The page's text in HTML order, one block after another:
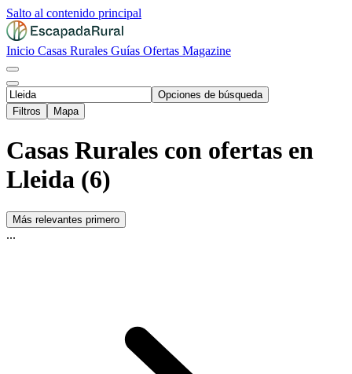
Salto al contenido principal
Inicio Casas Rurales Guías Ofertas Magazine
Opciones de búsqueda
Filtros
Mapa
Casas Rurales con ofertas en
Lleida (6)
Más relevantes primero
...